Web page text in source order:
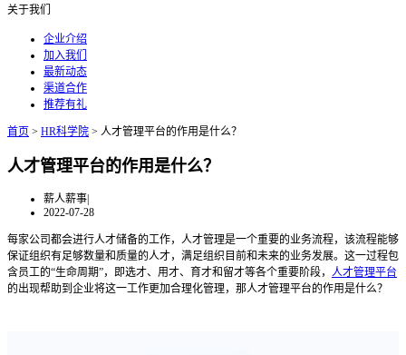
关于我们
企业介绍
加入我们
最新动态
渠道合作
推荐有礼
首页 > HR科学院 > 人才管理平台的作用是什么？
人才管理平台的作用是什么？
薪人薪事|
2022-07-28
每家公司都会进行人才储备的工作，人才管理是一个重要的业务流程，该流程能够
保证组织有足够数量和质量的人才，满足组织目前和未来的业务发展。这一过程包
含员工的“生命周期”，即选才、用才、育才和留才等各个重要阶段， 人才管理平台
的出现帮助到企业将这一工作更加合理化管理，那人才管理平台的作用是什么？